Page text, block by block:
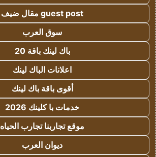
guest post مقال ضيف
سوق العرب
باك لينك باقة 20
اعلانات الباك لينك
أقوى باقة باك لينك
خدمات با كلينك 2026
موقع تجاربنا تجارب الحياه
ديوان العرب